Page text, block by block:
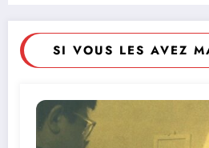
SI VOUS LES AVEZ